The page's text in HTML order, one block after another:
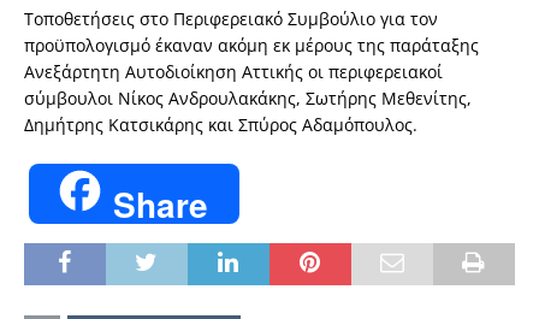
Τοποθετήσεις στο Περιφερειακό Συμβούλιο για τον
προϋπολογισμό έκαναν ακόμη εκ μέρους της παράταξης
Ανεξάρτητη Αυτοδιοίκηση Αττικής οι περιφερειακοί
σύμβουλοι Νίκος Ανδρουλακάκης, Σωτήρης Μεθενίτης,
Δημήτρης Κατσικάρης και Σπύρος Αδαμόπουλος.
Share